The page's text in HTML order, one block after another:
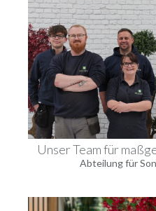
Unser Team für
Abteilung für